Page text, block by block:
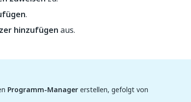
.
hinzufügen aus.
Programm-Managererstellen, gefolgt von